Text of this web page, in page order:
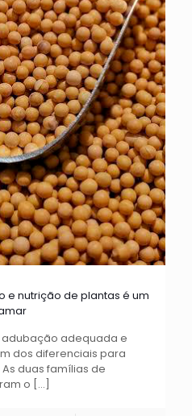
nutrição de plantas é um
adubação adequada e
dos diferenciais para
duas famílias de
o […]